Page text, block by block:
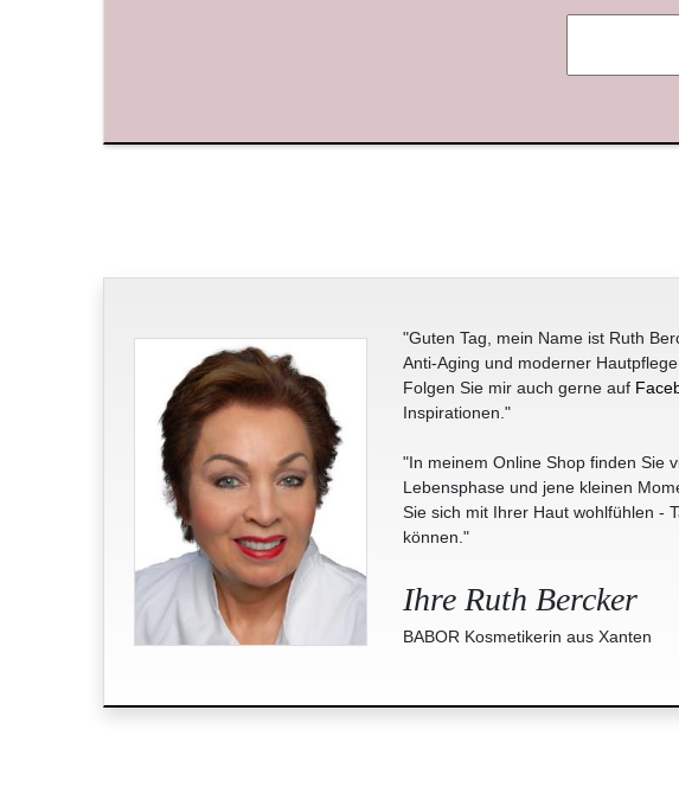
"Guten Tag, mein Name ist Ruth
Anti-Aging und moderner
Folgen Sie mir auch gerne auf
Inspirationen."
"In meinem Online Shop finden Sie
Lebensphase und jene kleinen
Sie sich mit Ihrer Haut wohlfühlen -
können."
Ihre Ruth Bercker
BABOR Kosmetikerin aus Xanten